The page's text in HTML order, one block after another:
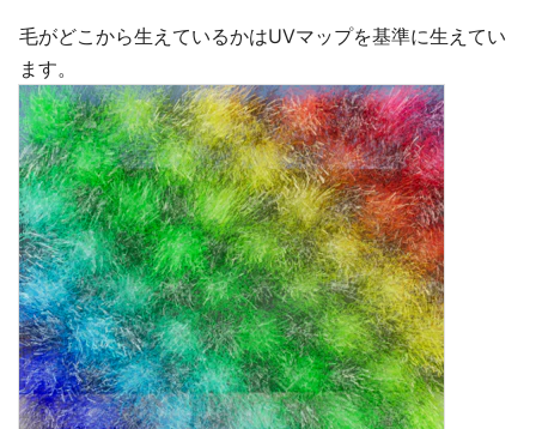
毛がどこから生えているかはUVマップを基準に生えてい
ます。